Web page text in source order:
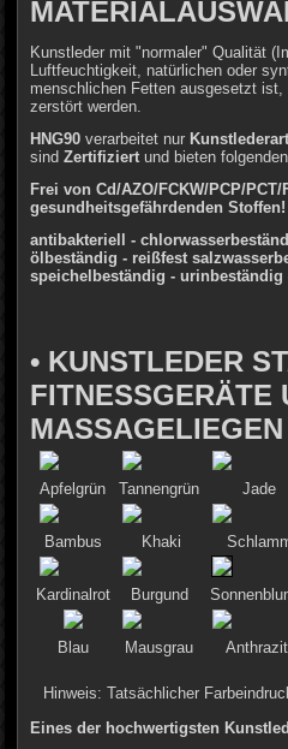
Kunstleder mit "normaler" Qualität
Luftfeuchtigkeit, natürlichen oder
menschlichen Fetten ausgesetzt ist,
zerstört werden.
HNG90 verarbeitet nur
sindZertifiziert und bieten
Frei von Cd/AZO/FCKW/PCP/
gesundheitsgefährdenden Stoffen!
antibakteriell -
ölbeständig - reißfest
speichelbeständig - urinbeständig
• KUNSTLEDER
FITNESSGERÄTE
MASSAGELIEGEN
Apfelgrün Tannengrün Jade
Bambus Khaki
Kardinalrot Burgund
Blau Mausgrau Anthrazit
Hinweis: Tatsächlicher
Eines der hochwertigsten